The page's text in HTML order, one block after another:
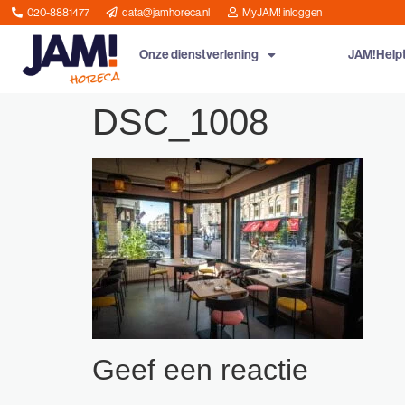
020-8881477 data@jamhoreca.nl MyJAM! inloggen
Onze dienstverlening
DSC_1008
Geef een reactie